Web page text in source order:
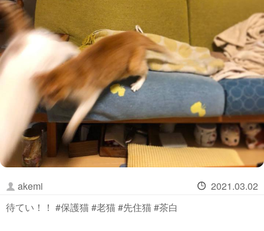
akemi
2021.03.02
待てい！！ #保護猫 #老猫 #先住猫 #茶白